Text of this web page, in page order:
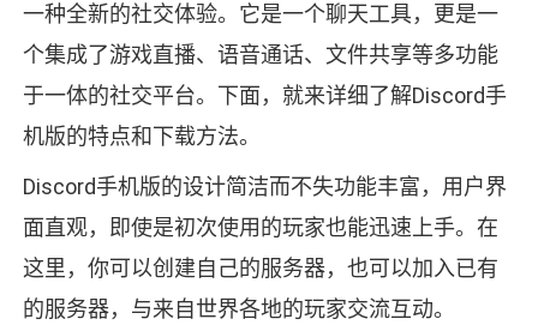
一种全新的社交体验。它是一个聊天工具，更是一
个集成了游戏直播、语音通话、文件共享等多功能
于一体的社交平台。下面，就来详细了解Discord手
机版的特点和下载方法。
Discord手机版的设计简洁而不失功能丰富，用户界
面直观，即使是初次使用的玩家也能迅速上手。在
这里，你可以创建自己的服务器，也可以加入已有
的服务器，与来自世界各地的玩家交流互动。